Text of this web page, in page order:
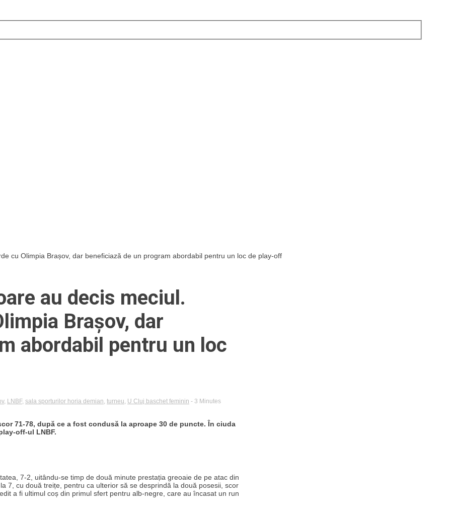
cu Olimpia Brașov, dar beneficiază de un program abordabil pentru un loc de play-off
au decis meciul.
Brașov, dar
abordabil pentru un loc
, LNBF, sala sporturilor horia demian turneu U Cluj baschet feminin - 3 Minutes
71-78, după ce a fost condusă la aproape 30 de puncte. În ciuda
off-ul LNBF.
7-2, uitându-se timp de două minute prestația greoaie de pe atac din
7, cu două treițe, pentru ca ulterior să se desprindă la două posesii, scor
a fi ultimul coș din primul sfert pentru alb-negre, care au încasat un run